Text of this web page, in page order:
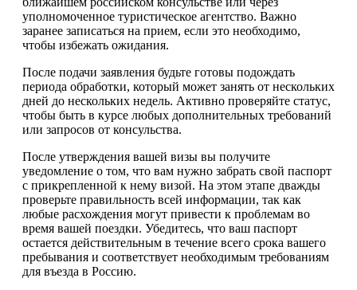
уполномоченное туристическое агентство. Важно
заранее записаться на прием, если это необходимо,
чтобы избежать ожидания.
После подачи заявления будьте готовы подождать
периода обработки, который может занять от нескольких
дней до нескольких недель. Активно проверяйте статус,
чтобы быть в курсе любых дополнительных требований
или запросов от консульства.
После утверждения вашей визы вы получите
уведомление о том, что вам нужно забрать свой паспорт
с прикрепленной к нему визой. На этом этапе дважды
проверьте правильность всей информации, так как
любые расхождения могут привести к проблемам во
время вашей поездки. Убедитесь, что ваш паспорт
остается действительным в течение всего срока вашего
пребывания и соответствует необходимым требованиям
для въезда в Россию.